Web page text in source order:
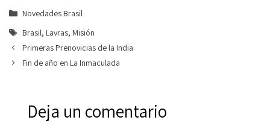
Categorías
Novedades Brasil
Etiquetas
Brasil, Lavras, Misión
Primeras Prenovicias de la India
Fin de año en La Inmaculada
Deja un comentario